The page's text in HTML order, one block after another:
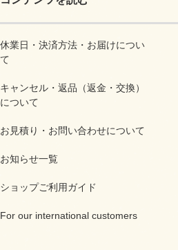
休業日・決済方法・お届けについ
て
キャンセル・返品（返金・交換）
について
お見積り・お問い合わせについて
お知らせ一覧
ショップご利用ガイド
For our international customers